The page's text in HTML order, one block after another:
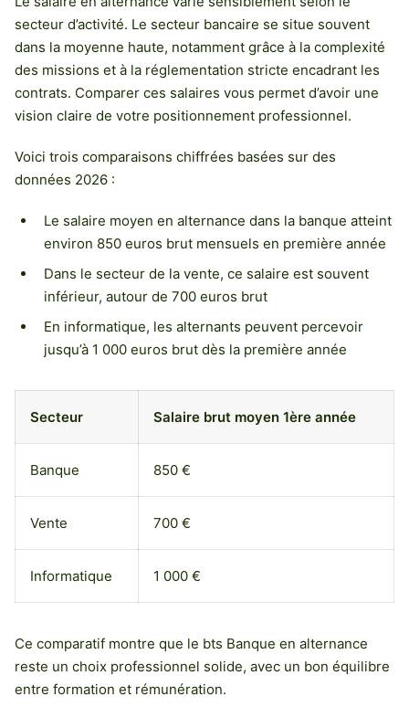
secteur d’activité. Le secteur bancaire se situe souvent
dans la moyenne haute, notamment grâce à la complexité
des missions et à la réglementation stricte encadrant les
contrats. Comparer ces salaires vous permet d’avoir une
vision claire de votre positionnement professionnel.
Voici trois comparaisons chiffrées basées sur des
données 2026 :
Le salaire moyen en alternance dans la banque atteint
environ 850 euros brut mensuels en première année
Dans le secteur de la vente, ce salaire est souvent
inférieur, autour de 700 euros brut
En informatique, les alternants peuvent percevoir
jusqu’à 1 000 euros brut dès la première année
Secteur Salaire brut moyen 1ère année
Banque 850 €
Vente 700 €
Informatique 1 000 €
Ce comparatif montre que le bts Banque en alternance
reste un choix professionnel solide, avec un bon équilibre
entre formation et rémunération.